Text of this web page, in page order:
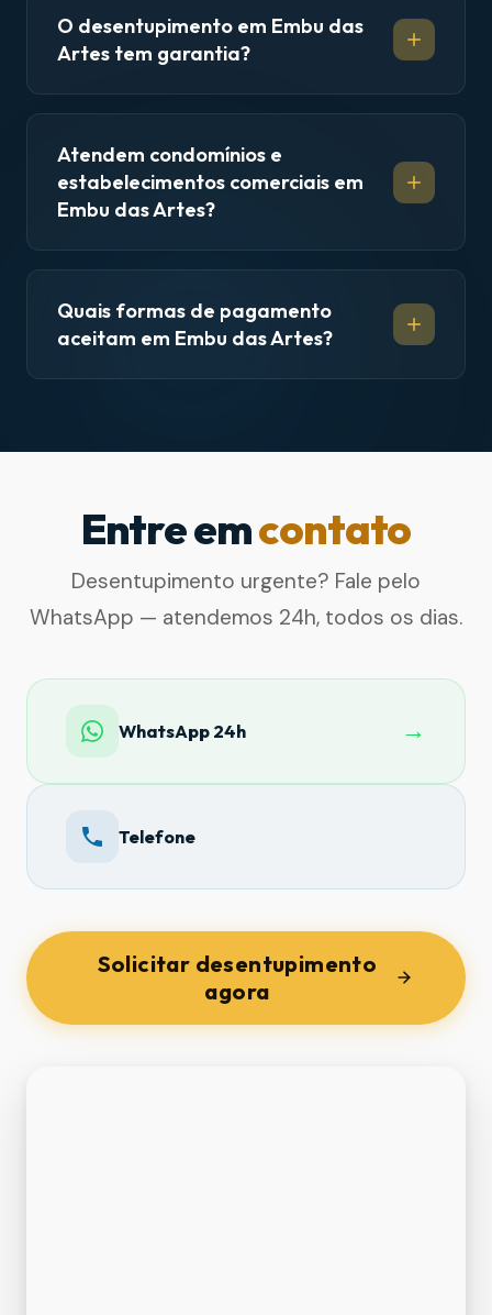
O desentupimento em Embu das
Artes tem garantia?
Atendem condomínios e
estabelecimentos comerciais em
Embu das Artes?
Quais formas de pagamento
aceitam em Embu das Artes?
Entre emcontato
Desentupimento urgente? Fale pelo
WhatsApp — atendemos 24h, todos os dias.
WhatsApp 24h →
Telefone
Solicitar desentupimento
agora